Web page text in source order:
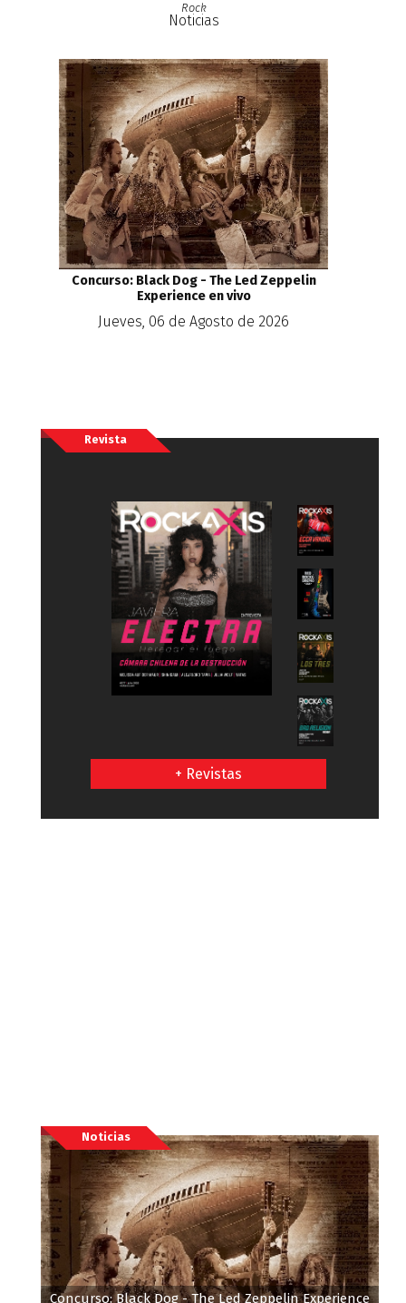
Rock
Noticias
Concurso: Black Dog - The Led Zeppelin
Experience en vivo
Jueves, 06 de Agosto de 2026
Revista
+ Revistas
Noticias
Concurso: Black Dog - The Led Zeppelin Experience